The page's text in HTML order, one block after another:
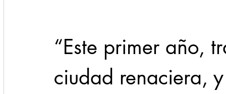
“Este primer año,
ciudad renaciera,